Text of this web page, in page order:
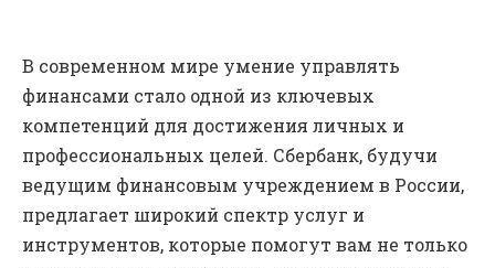
В современном мире умение управлять
финансами стало одной из ключевых
компетенций для достижения личных и
профессиональных целей. Сбербанк, будучи
ведущим финансовым учреждением в России,
предлагает широкий спектр услуг и
инструментов, которые помогут вам не только